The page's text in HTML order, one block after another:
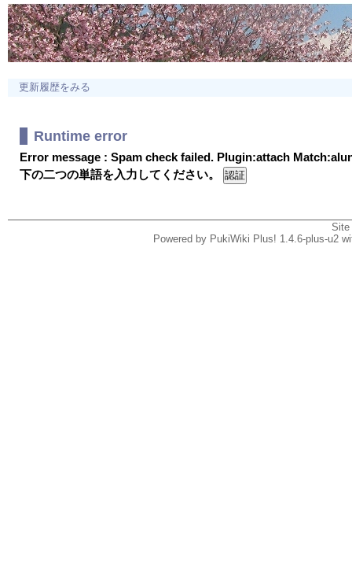
更新履歴をみる
Runtime error
Error message : Spam check failed. Plugin:attach
下の二つの単語を入力してください。
Powered by PukiWiki Plus! 1.4.6-plus-u2